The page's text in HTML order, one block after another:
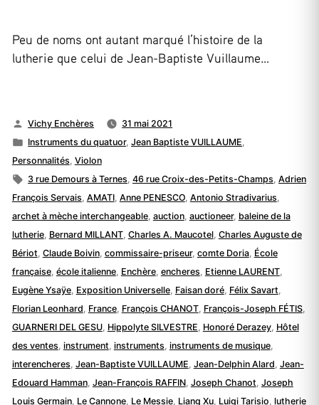
Peu de noms ont autant marqué l’histoire de la
lutherie que celui de Jean-Baptiste Vuillaume…
Publié
par
Vichy Enchères
31 mai 2021
Publié
dans
Instruments du quatuor,Jean Baptiste VUILLAUME
Personnalités Violon
Étiquettes :
3 rue Demours à Ternes ,46 rue Croix-des-Petits-Champs ,Adrien
François Servais AMATI, Anne PENESCO, Antonio Stradivarius
archet à mèche interchangeable, auction, auctioneer, baleine de la
lutherie, Bernard MILLANT, Charles A. Maucotel, Charles Auguste de
Bériot Claude Boivin, commissaire-priseur, comte Doria, École
française, école italienne, Enchère, encheres Etienne LAURENT,
Eugène Ysaÿe, Exposition Universelle, Faisan doré, Félix Savart
Florian Leonhard France, François CHANOT, François-Joseph FÉTIS,
GUARNERI DEL GESU, Hippolyte SILVESTRE Honoré Derazey, Hôtel
des ventes instrument instruments instruments de musique,
interencheres Jean-Baptiste VUILLAUME Jean-Delphin Alard Jean-
Edouard Hamman, Jean-François RAFFIN, Joseph Chanot Joseph
Louis Germain, Le Cannone, Le Messie, Liang Xu, Luigi Tarisio lutherie